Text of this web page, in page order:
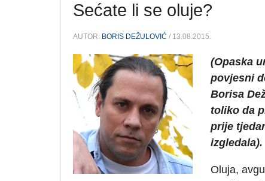
Sećate li se oluje?
AUTOR: BORIS DEŽULOVIĆ / 13.08.2015.
(Opaska
povjesni
Borisa
toliko da
prije
izgledala).
Oluja,